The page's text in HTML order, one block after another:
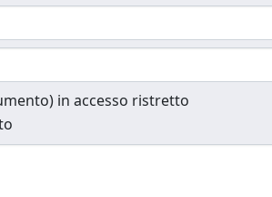
in accesso ristretto